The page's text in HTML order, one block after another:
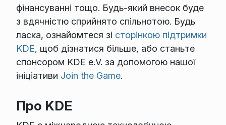
фінансуванні тощо. Будь-який внесок буде
з вдячністю сприйнято спільнотою. Будь
ласка, ознайомтеся зі сторінкою підтримки
KDE, щоб дізнатися більше, або станьте
спонсором KDE e.V. за допомогою нашої
ініціативи Join the Game.
Про KDE